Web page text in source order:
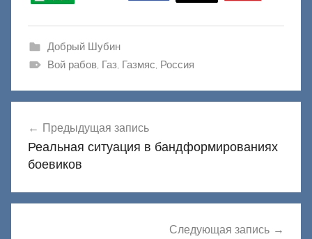
Добрый Шубин
Вой рабов, Газ, Газмяс, Россия
по
записям
Предыдущая запись
Реальная ситуация в бандформированиях
боевиков
Следующая запись